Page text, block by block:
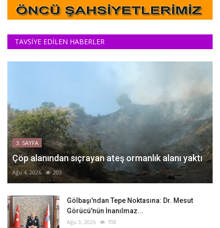
TAVSİYE EDİLEN HABERLER
3. SAYFA
Çöp alanından sıçrayan ateş ormanlık alanı yaktı
Ağu 4, 2026 203
Gölbaşı'ndan Tepe Noktasına: Dr. Mesut
Görücü'nün İnanılmaz...
Ağu 3, 2026 708